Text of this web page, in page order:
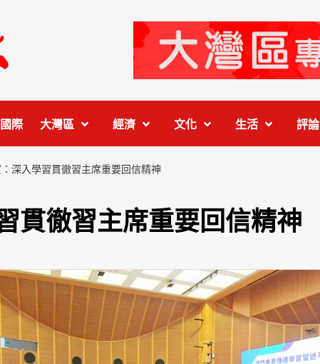
際 大灣區 經濟 文化 生活 評論
深入學習貫徹習主席重要回信精神
貫徹習主席重要回信精神